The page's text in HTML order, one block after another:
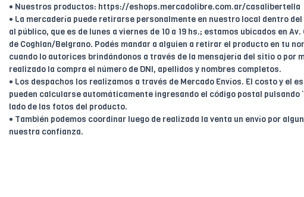
• Nuestros productos: https://eshops.mercadolibre.com.ar/casalibertella
• La mercadería puede retirarse personalmente en nuestro local dentro
al público, que es de lunes a viernes de 10 a 19 hs.; estamos ubicados en
de Coghlan/Belgrano. Podés mandar a alguien a retirar el producto en tu
cuando lo autorices brindándonos a través de la mensajería del sitio o por
realizado la compra el número de DNI, apellidos y nombres completos.
• Los despachos los realizamos a través de Mercado Envíos. El costo y el
pueden calcularse automáticamente ingresando el código postal pulsando
lado de las fotos del producto.
• También podemos coordinar luego de realizada la venta un envío por
nuestra confianza.